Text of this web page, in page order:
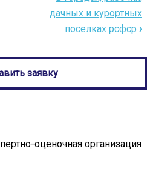
дачных и курортных
поселках рсфср ›
заявку
оценочная организация